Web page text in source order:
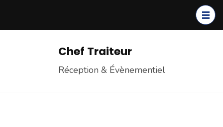
Chef Traiteur
Réception & Évènementiel